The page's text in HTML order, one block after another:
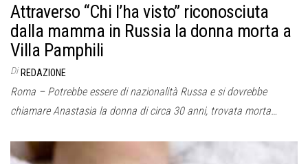
Attraverso “Chi l’ha visto” riconosciuta
dalla mamma in Russia la donna morta a
Villa Pamphili
Di REDAZIONE
Roma – Potrebbe essere di nazionalità Russa e si dovrebbe
chiamare Anastasia la donna di circa 30 anni, trovata morta…